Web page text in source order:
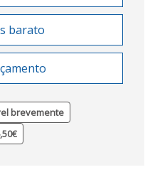
barato
brevemente